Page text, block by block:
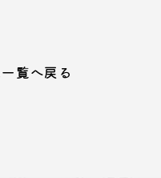
覧へ戻る